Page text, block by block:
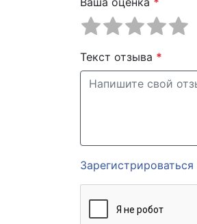
Текст отзыва *
Зарегистрироваться